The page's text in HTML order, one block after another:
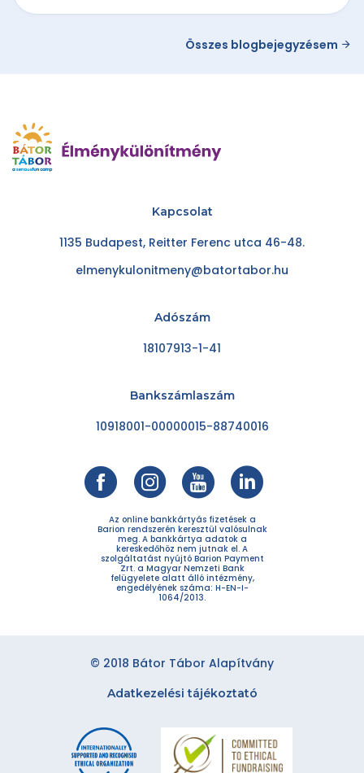
Összes blogbejegyzésem
Kapcsolat
1135 Budapest, Reitter Ferenc utca 46-48.
elmenykulonitmeny@batortabor.hu
Adószám
18107913-1-41
Bankszámlaszám
10918001-00000015-88740016
Az online bankkártyás fizetések a
Barion rendszerén keresztül valósulnak
meg. A bankkártya adatok a
kereskedőhöz nem jutnak el. A
szolgáltatást nyújtó Barion Payment
Zrt. a Magyar Nemzeti Bank
felügyelete alatt álló intézmény,
engedélyének száma: H-EN-I-
1064/2013.
© 2018 Bátor Tábor Alapítvány
Adatkezelési tájékoztató